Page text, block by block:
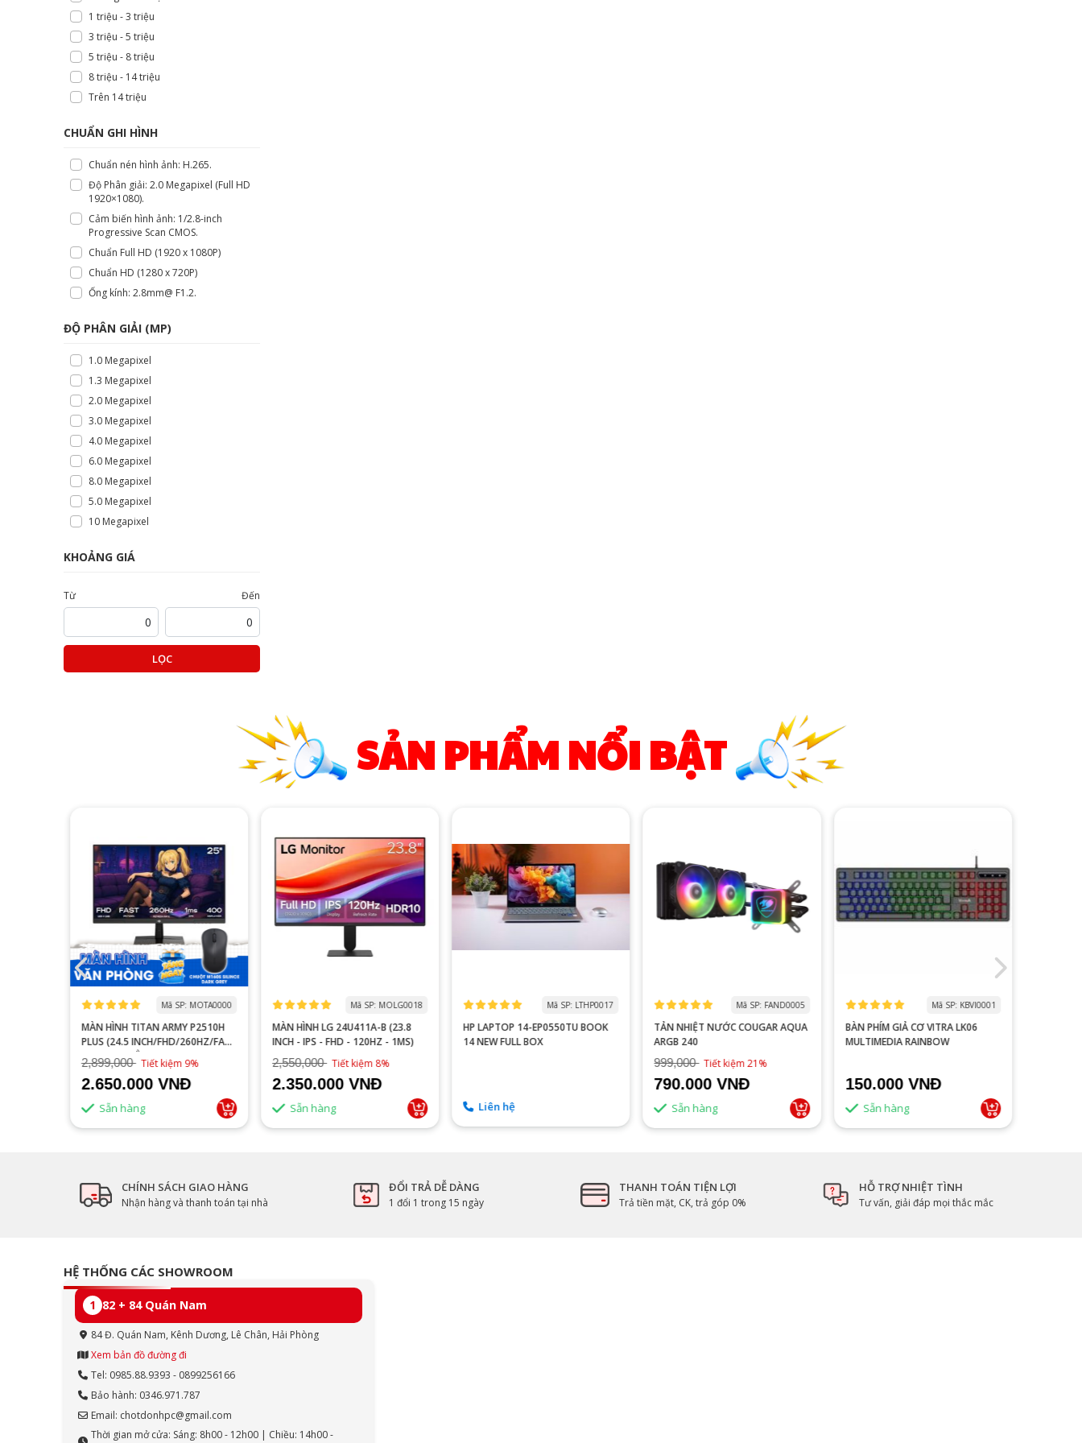
1 triệu - 3 triệu
3 triệu - 5 triệu
5 triệu - 8 triệu
8 triệu - 14 triệu
Trên 14 triệu
CHUẨN GHI HÌNH
Chuẩn nén hình ảnh: H.265.
Độ Phân giải: 2.0 Megapixel (Full HD
1920×1080).
Cảm biến hình ảnh: 1/2.8-inch
Progressive Scan CMOS.
Chuẩn Full HD (1920 x 1080P)
Chuẩn HD (1280 x 720P)
Ống kính: 2.8mm@ F1.2.
ĐỘ PHÂN GIẢI (MP)
1.0 Megapixel
1.3 Megapixel
2.0 Megapixel
3.0 Megapixel
4.0 Megapixel
6.0 Megapixel
8.0 Megapixel
5.0 Megapixel
10 Megapixel
KHOẢNG GIÁ
Từ Đến
LỌC
SẢN PHẨM NỔI BẬT
Mã SP: MOTA0000
MÀN HÌNH TITAN ARMY P2510H
PLUS (24.5 INCH/FHD/260HZ/FAST
IPS/1MS/PHẲNG)
2,899,000 Tiết kiệm 9%
2.650.000 VNĐ
Sẵn hàng
Mã SP: MOLG0018
MÀN HÌNH LG 24U411A-B (23.8
INCH - IPS - FHD - 120HZ - 1MS)
2,550,000 Tiết kiệm 8%
2.350.000 VNĐ
Sẵn hàng
Mã SP: LTHP0017
HP LAPTOP 14-EP0550TU BOOK
14 NEW FULL BOX
Liên hệ
Mã SP: FAND0005
TẢN NHIỆT NƯỚC COUGAR AQUA
ARGB 240
999,000 Tiết kiệm 21%
790.000 VNĐ
Sẵn hàng
Mã SP: KBVI0001
BÀN PHÍM GIẢ CƠ VITRA LK06
MULTIMEDIA RAINBOW
150.000 VNĐ
Sẵn hàng
CHÍNH SÁCH GIAO HÀNG
Nhận hàng và thanh toán tại nhà
ĐỔI TRẢ DỄ DÀNG
1 đổi 1 trong 15 ngày
THANH TOÁN TIỆN LỢI
Trả tiền mặt, CK, trả góp 0%
HỖ TRỢ NHIỆT TÌNH
Tư vấn, giải đáp mọi thắc mắc
HỆ THỐNG CÁC SHOWROOM
1 82 + 84 Quán Nam
84 Đ. Quán Nam, Kênh Dương, Lê Chân, Hải Phòng
Xem bản đồ đường đi
Tel: 0985.88.9393 - 0899256166
Bảo hành: 0346.971.787
Email: chotdonhpc@gmail.com
Thời gian mở cửa: Sáng: 8h00 - 12h00 | Chiều: 14h00 -